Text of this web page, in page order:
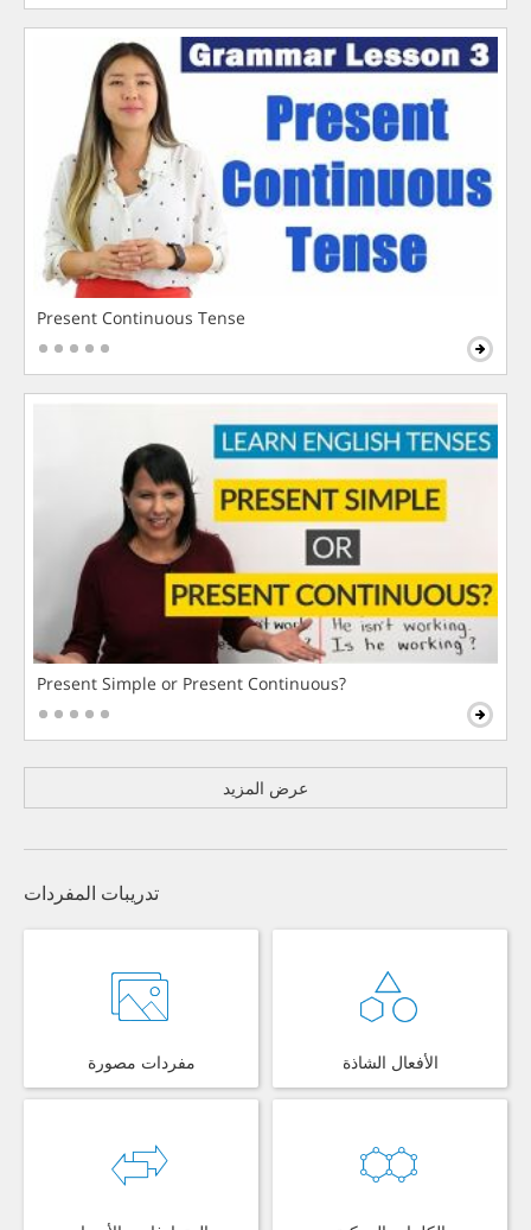
Present Continuous Tense
Present Simple or Present Continuous?
عرض المزيد
تدريبات المفردات
مفردات مصورة الأفعال الشاذة